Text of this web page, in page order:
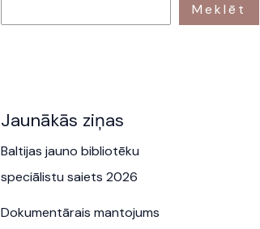
Meklēt
Jaunākās ziņas
Baltijas jauno bibliotēku
speciālistu saiets 2026
Dokumentārais mantojums